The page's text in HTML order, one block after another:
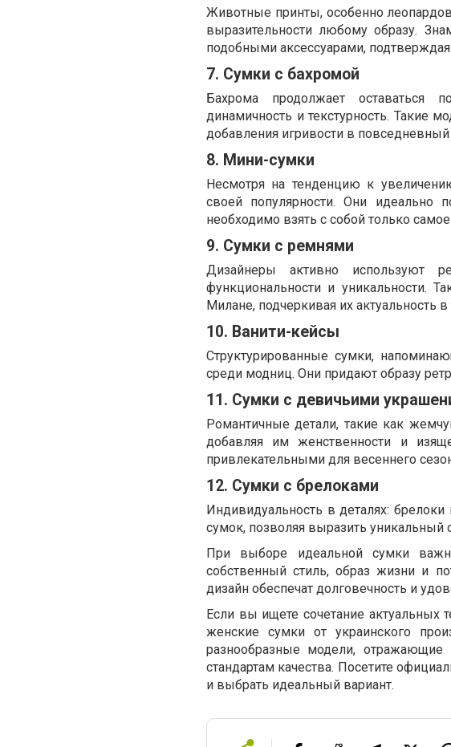
Животные принты, особенно
выразительности любому образу.
подобными аксессуарами, подтверждая
7. Сумки с бахромой
Бахрома продолжает оставаться
динамичность и текстурность. Такие
добавления игривости в повседневный
8. Мини-сумки
Несмотря на тенденцию к
своей популярности. Они идеально
необходимо взять с собой только
9. Сумки с ремнями
Дизайнеры активно
функциональности и уникальности.
Милане, подчеркивая их актуальность
10. Ванити-кейсы
Структурированные сумки,
среди модниц. Они придают образу
11. Сумки с девичьими
Романтичные детали, такие как
добавляя им женственности и
привлекательными для весеннего
12. Сумки с брелоками
Индивидуальность в деталях:
сумок, позволяя выразить уникальный
При выборе идеальной сумки
собственный стиль, образ жизни и
дизайн обеспечат долговечность и
Если вы ищете сочетание актуальных
женские сумки от украинского
разнообразные модели,
стандартам качества. Посетите
и выбрать идеальный вариант.